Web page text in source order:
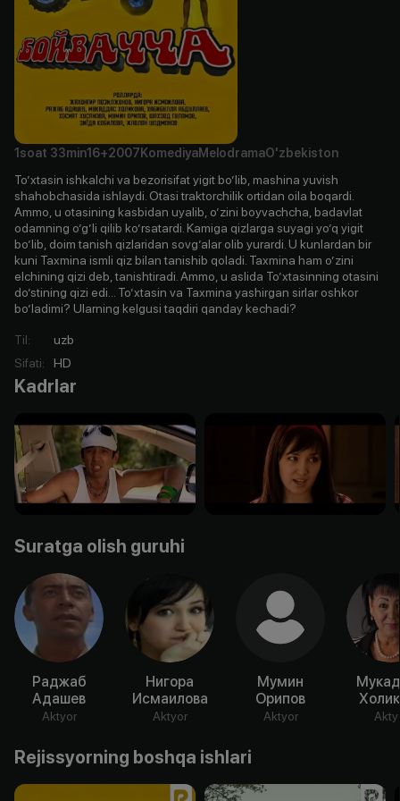
1soat 33min16+2007 KomediyaMelodramaO'zbekiston
Toʼxtasin ishkalchi va bezorisifat yigit boʼlib, mashina yuvish
shahobchasida ishlaydi. Otasi traktorchilik ortidan oila boqardi.
Аmmo, u otasining kasbidan uyalib, oʼzini boyvachcha, badavlat
odamning oʼgʼli qilib koʼrsatardi. Kamiga qizlarga suyagi yoʼq yigit
boʼlib, doim tanish qizlaridan sovgʼalar olib yurardi. U kunlardan bir
kuni Taxmina ismli qiz bilan tanishib qoladi. Taxmina ham oʼzini
elchining qizi deb, tanishtiradi. Аmmo, u aslida Toʼxtasinning otasini
doʼstining qizi edi... Toʼxtasin va Taxmina yashirgan sirlar oshkor
boʼladimi? Ularning kelgusi taqdiri qanday kechadi?
Til:
uzb
Sifati: HD
Kadrlar
Suratga olish guruhi
Раджаб
Адашев
Aktyor
Нигора
Исмаилова
Aktyor
Мумин
Орипов
Aktyor
Rejissyorning boshqa ishlari